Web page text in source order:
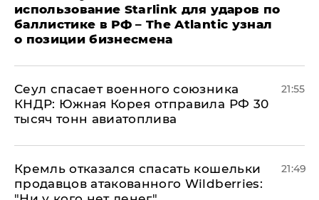
использование Starlink для ударов по
баллистике в РФ – The Atlantic узнал
о позиции бизнесмена
​Сеул спасает военного союзника
КНДР: Южная Корея отправила РФ 30
тысяч тонн авиатоплива
21:55
Кремль отказался спасать кошельки
продавцов атакованного Wildberries:
21:49